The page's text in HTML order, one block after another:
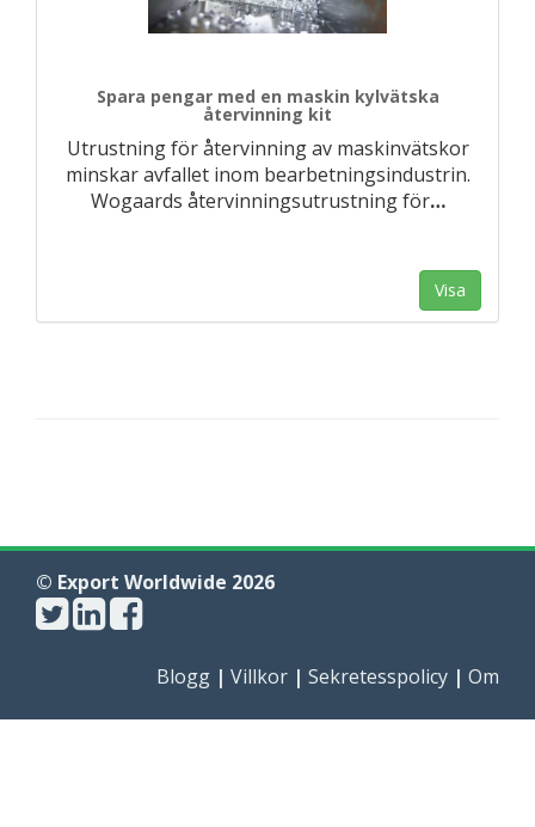
Spara pengar med en maskin kylvätska
återvinning kit
Utrustning för återvinning av maskinvätskor
minskar avfallet inom bearbetningsindustrin.
Wogaards återvinningsutrustning för…
Visa
© Export Worldwide 2026
Blogg | Villkor | Sekretesspolicy | Om